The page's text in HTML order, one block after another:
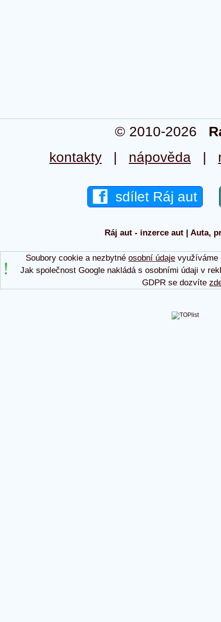
© 2010-2026
kontakty | nápověda |
sdílet Ráj aut
Ráj aut - inzerce aut | Auta,
Soubory cookie a nezbytné osobní údajevyužíváme
Jak společnost Google nakládá s osobními údaji v
GDPR se dozvíte